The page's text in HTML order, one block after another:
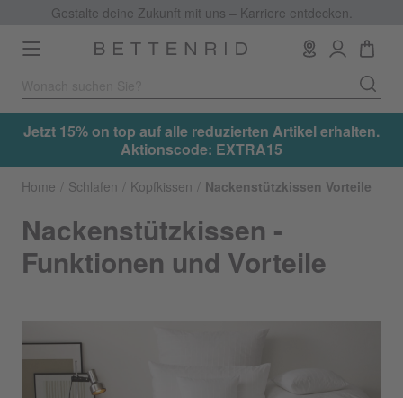
Gestalte deine Zukunft mit uns – Karriere entdecken.
Toggle
navigation
Jetzt 15% on top auf alle reduzierten Artikel erhalten.
Aktionscode: EXTRA15
Home Schlafen Kopfkissen Nackenstützkissen Vorteile
Nackenstützkissen -
Funktionen und Vorteile